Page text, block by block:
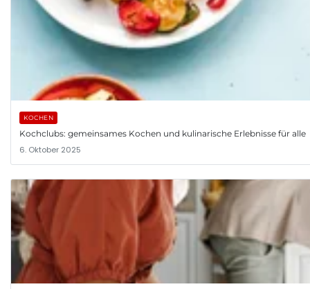
KOCHEN
Kochclubs: gemeinsames Kochen und kulinarische Erlebnisse für alle
6. Oktober 2025